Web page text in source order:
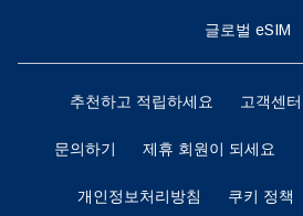
글로벌 eSIM
추천하고 적립하세요 고객센터
문의하기 제휴 회원이 되세요
개인정보처리방침 쿠키 정책